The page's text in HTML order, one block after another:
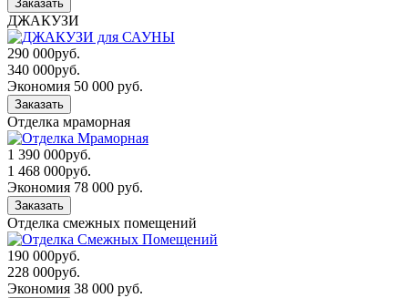
Заказать
ДЖАКУЗИ
290 000руб.
340 000руб.
Экономия 50 000 руб.
Заказать
Отделка мраморная
1 390 000руб.
1 468 000руб.
Экономия 78 000 руб.
Заказать
Отделка смежных помещений
190 000руб.
228 000руб.
Экономия 38 000 руб.